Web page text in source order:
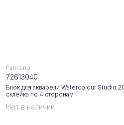
Нет в наличии
Блок для акварели Watercolour Studio
склейка по 4 сторонам
Fabriano
72613040